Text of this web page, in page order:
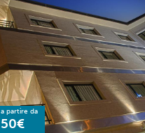
a partire da
50€